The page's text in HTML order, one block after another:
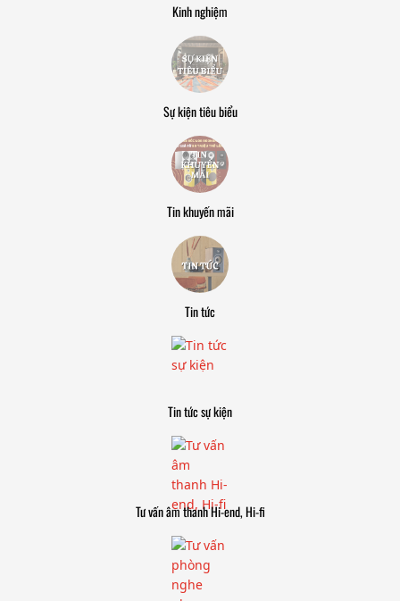
Kinh nghiệm
Sự kiện tiêu biểu
Tin khuyến mãi
Tin tức
Tin tức sự kiện
Tư vấn âm thanh Hi-end, Hi-fi